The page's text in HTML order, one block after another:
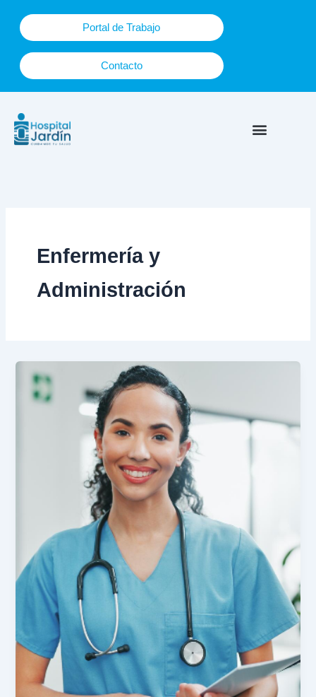
contenido
Portal de Trabajo
Contacto
Enfermería y
Administración